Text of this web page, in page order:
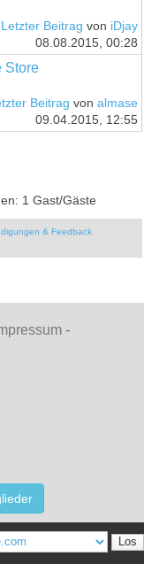
Letzter Beitrag von iDjay
08.08.2015, 00:28
Store
Beitrag von almase
09.04.2015, 12:55
1 Gast/Gäste
& Feedback
-